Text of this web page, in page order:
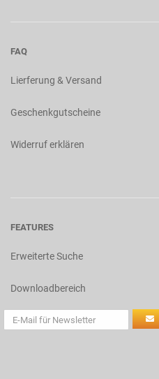
FAQ
Lierferung & Versand
Geschenkgutscheine
Widerruf erklären
FEATURES
Erweiterte Suche
Downloadbereich